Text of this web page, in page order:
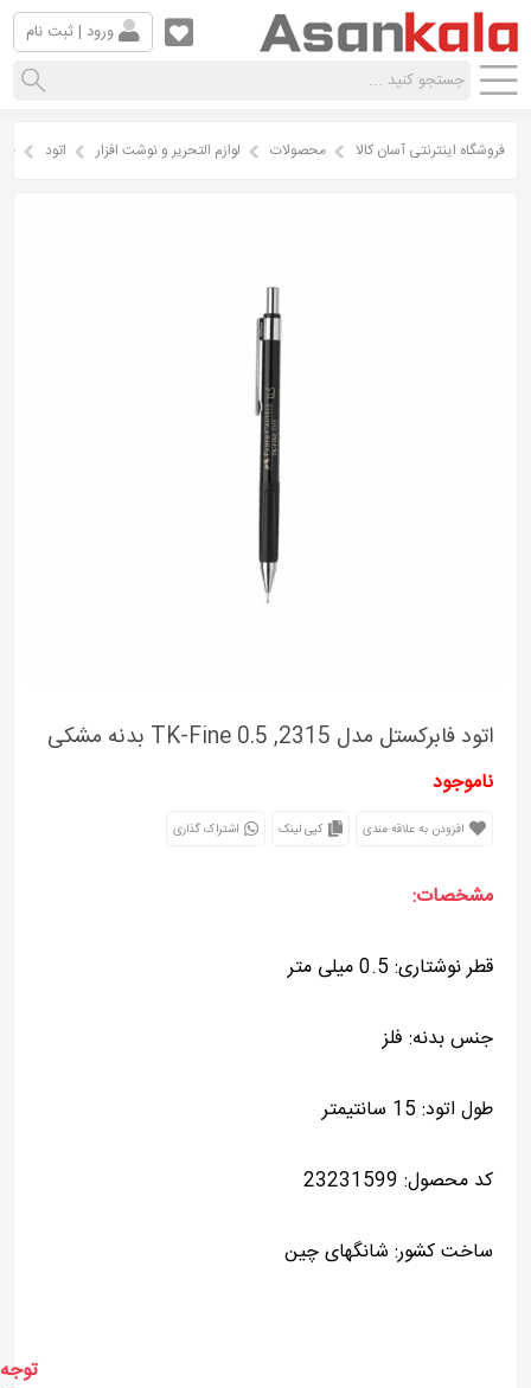
ورود | ثبت نام
فروشگاه اینترنتی آسان کالا محصولات لوازم التحریر و نوشت افزار اتود قطر
اتود فابرکستل مدل 2315, TK-Fine 0.5 بدنه مشکی
ناموجود
افزودن به علاقه مندی کپی لینک اشتراک گذاری
مشخصات:
قطر نوشتاری: 0.5 میلی متر
جنس بدنه: فلز
طول اتود: 15 سانتیمتر
کد محصول: 23231599
ساخت کشور: شانگهای چین